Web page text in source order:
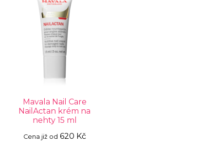
Mavala Nail Care
NailActan krém na
nehty 15 ml
Cena již od 620 Kč